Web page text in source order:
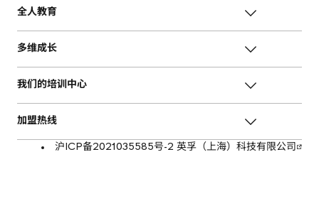
全人教育
多维成长
我们的培训中心
加盟热线
沪ICP备2021035585号-2 英孚（上海）科技有限公司